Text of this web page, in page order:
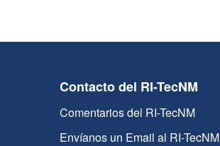
Contacto del RI-TecNM
Comentarios del RI-TecNM
Envíanos un Email al RI-TecNM